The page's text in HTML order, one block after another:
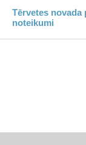
Tērvetes novada
noteikumi